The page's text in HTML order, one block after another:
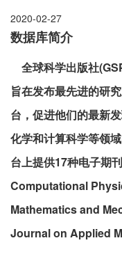
2020-02-27
数据库简介
全球科学出版社
旨在发布最先进的研
台，促进他们的最新
化学和计算科学等领
台上提供17种电子期
Computational
Mathematics and
Journal on Applied